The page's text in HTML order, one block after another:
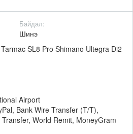
Байдал:
Шинэ
SL8 Pro Shimano Ultegra Di2
Airport
Bank Wire Transfer (T/T),
World Remit, MoneyGram